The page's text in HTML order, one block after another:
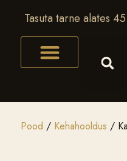
Tasuta tarne alates
Pood / Kehahooldus /